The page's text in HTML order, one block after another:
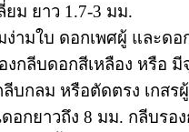
ม ยาว 1.7-3 มม.
ามใบ ดอกเพศผู้ และด
กลีบดอกสีเหลือง หรือ
บกลม หรือตัดตรง เกส
อกยาวถึง 8 มม. กลีบรอ